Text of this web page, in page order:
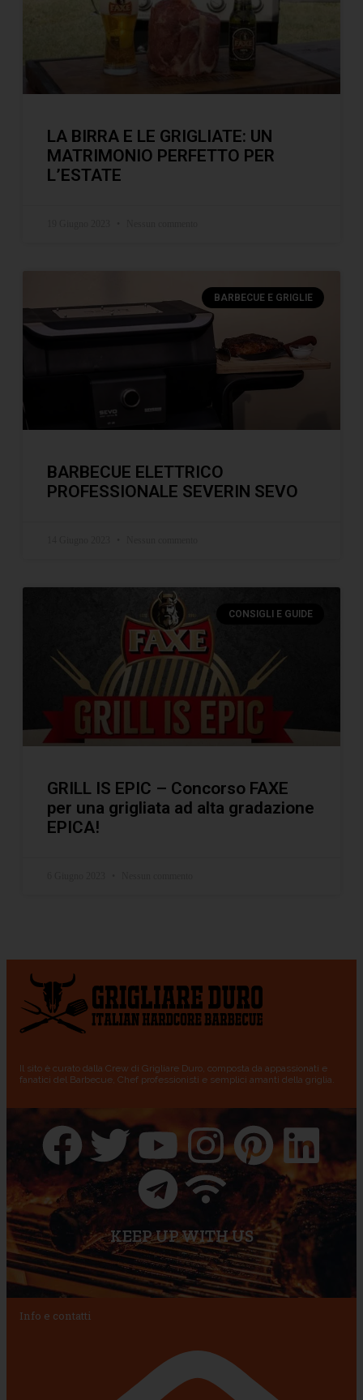
LA BIRRA E LE GRIGLIATE: UN
MATRIMONIO PERFETTO PER
L’ESTATE
BARBECUE E GRIGLIE
BARBECUE ELETTRICO
PROFESSIONALE SEVERIN SEVO
CONSIGLI E GUIDE
GRILL IS EPIC – Concorso FAXE
per una grigliata ad alta gradazione
EPICA!
Il sito è curato dalla Crew di Grigliare Duro, composta da appassionati e
fanatici del Barbecue, Chef professionisti e semplici amanti della griglia.
KEEP UP WITH US
Info e contatti